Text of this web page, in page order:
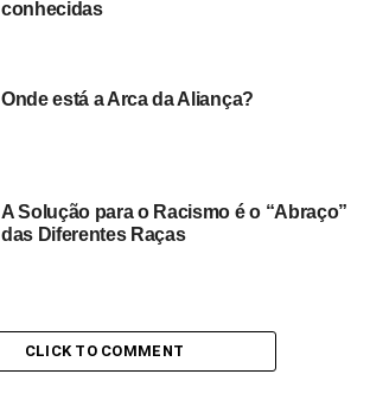
conhecidas
Onde está a Arca da Aliança?
A Solução para o Racismo é o “Abraço”
das Diferentes Raças
CLICK TO COMMENT